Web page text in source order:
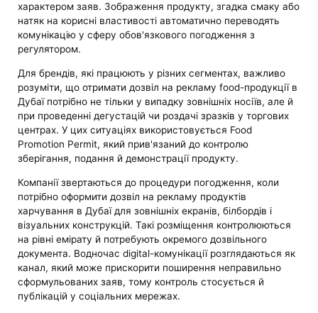
характером заяв. Зображення продукту, згадка смаку або
натяк на корисні властивості автоматично переводять
комунікацію у сферу обов'язкового погодження з
регулятором.
Для брендів, які працюють у різних сегментах, важливо
розуміти, що отримати дозвіл на рекламу food-продукції в
Дубаї потрібно не тільки у випадку зовнішніх носіїв, але й
при проведенні дегустацій чи роздачі зразків у торгових
центрах. У цих ситуаціях використовується Food
Promotion Permit, який прив'язаний до контролю
зберігання, подання й демонстрації продукту.
Компанії звертаються до процедури погодження, коли
потрібно оформити дозвіл на рекламу продуктів
харчування в Дубаї для зовнішніх екранів, білбордів і
візуальних конструкцій. Такі розміщення контролюються
на рівні емірату й потребують окремого дозвільного
документа. Водночас digital-комунікації розглядаються як
канал, який може прискорити поширення неправильно
сформульованих заяв, тому контроль стосується й
публікацій у соціальних мережах.